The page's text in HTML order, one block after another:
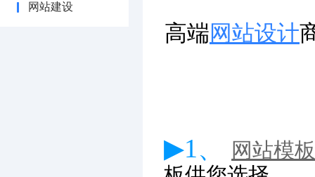
网站建设
高端网站设计
▶1、
网站模板